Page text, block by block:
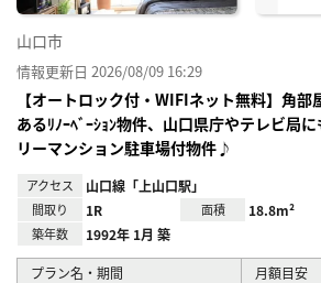
山口市
情報更新日 2026/08/09 16:29
【オートロック付・WIFIネット無料】角
あるﾘﾉｰﾍﾞｰｼｮﾝ物件、山口県庁やテレビ局
リーマンション駐車場付物件♪
アクセス 山口線「上山口駅」
間取り 1R 面積 18.8m²
築年数 1992年 1月 築
プラン名・期間 月額目安